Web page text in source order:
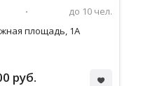
до 10 чел.
площадь, 1А
руб.